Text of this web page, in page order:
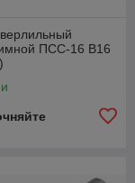
станки.
обеспечивают
ПСС-16 В16